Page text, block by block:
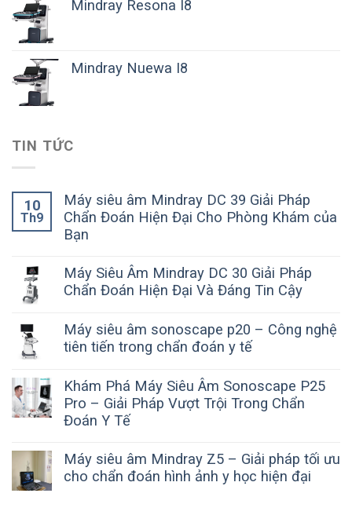
Mindray Resona I8
Mindray Nuewa I8
TIN TỨC
10
Th9
Máy siêu âm Mindray DC 39 Giải Pháp
Chẩn Đoán Hiện Đại Cho Phòng Khám của
Bạn
Máy Siêu Âm Mindray DC 30 Giải Pháp
Chẩn Đoán Hiện Đại Và Đáng Tin Cậy
Máy siêu âm sonoscape p20 – Công nghệ
tiên tiến trong chẩn đoán y tế
Khám Phá Máy Siêu Âm Sonoscape P25
Pro – Giải Pháp Vượt Trội Trong Chẩn
Đoán Y Tế
Máy siêu âm Mindray Z5 – Giải pháp tối ưu
cho chẩn đoán hình ảnh y học hiện đại